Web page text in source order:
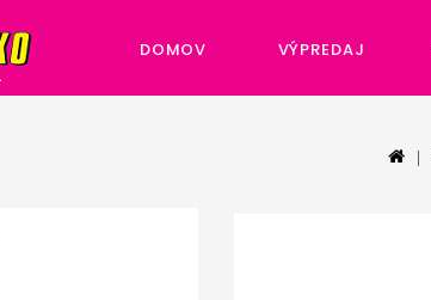
DOMOV VÝPREDAJ